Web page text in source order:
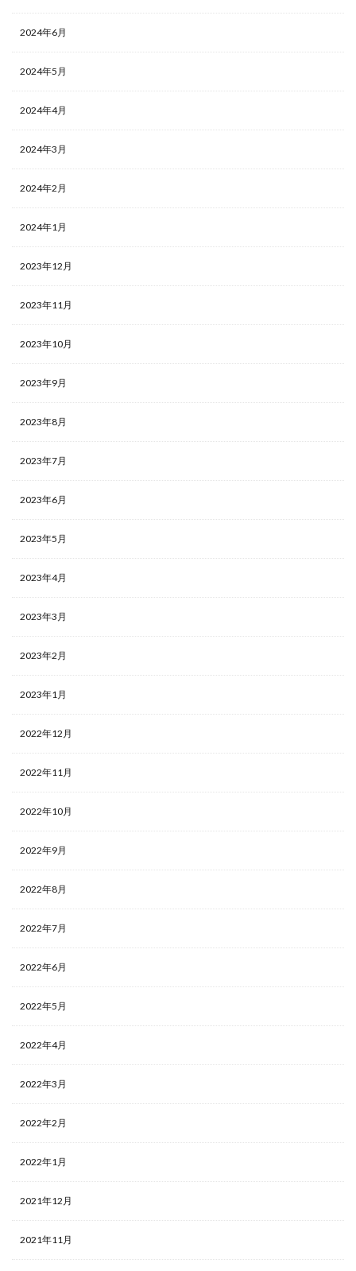
2024年6月
2024年5月
2024年4月
2024年3月
2024年2月
2024年1月
2023年12月
2023年11月
2023年10月
2023年9月
2023年8月
2023年7月
2023年6月
2023年5月
2023年4月
2023年3月
2023年2月
2023年1月
2022年12月
2022年11月
2022年10月
2022年9月
2022年8月
2022年7月
2022年6月
2022年5月
2022年4月
2022年3月
2022年2月
2022年1月
2021年12月
2021年11月